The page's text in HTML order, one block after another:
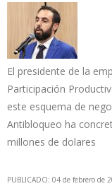
El presidente de la
Participación
este esquema de
Antibloqueo ha
millones de dolares
PUBLICADO: 04 de febrero de